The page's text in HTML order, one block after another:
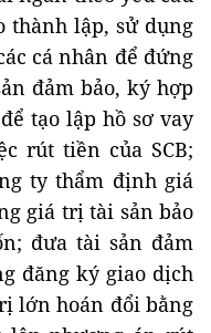
thành lập, sử dụng
cá nhân để đứng
đảm bảo, ký hợp
tạo lập hồ sơ vay
rút tiền của SCB;
ty thẩm định giá
giá trị tài sản bảo
đưa tài sản đảm
đăng ký giao dịch
lớn hoán đổi bằng